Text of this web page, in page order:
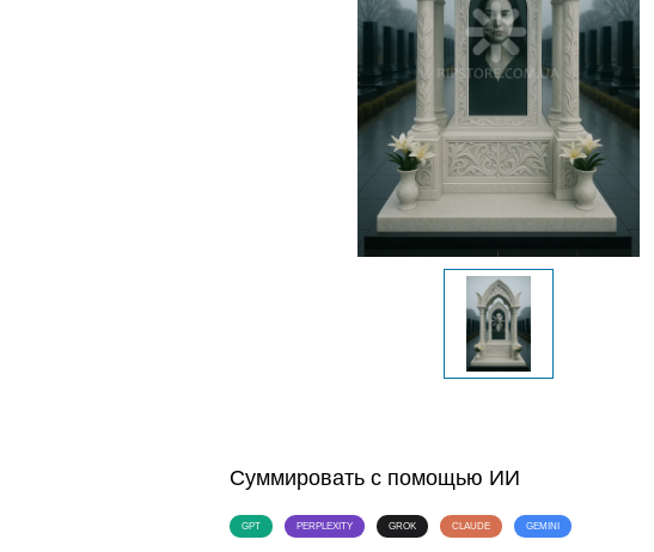
Суммировать с помощью ИИ
GPT PERPLEXITY GROK CLAUDE GEMINI